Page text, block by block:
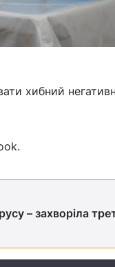
хибний
– захворіла